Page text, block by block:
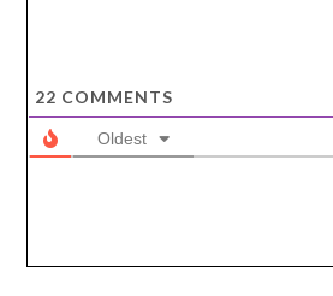
22 COMMENTS
Oldest